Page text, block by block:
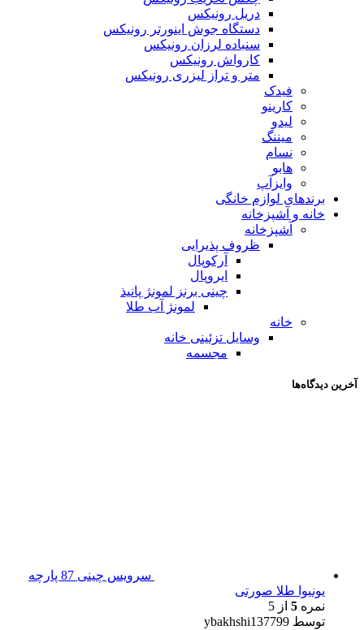
دریل رونیکس
دستگاه جوش اینورتر رونیکس
سنباده لرزان رونیکس
کارواش رونیکس
متر و تراز لیزری رونیکس
فیدک
کارینو
لیدو
میننگ
نسام
هابو
وایزآپ
برندهای لوازم خانگی
خانه و آشپزخانه
آشپزخانه
ظروف پذیرایی
آرکوپال
ایروپال
چینی برنز لمونژ پانیذ
لمونژ آب طلا
خانه
وسایل تزئینی خانه
مجسمه
آخرین دیدگاه‌ها
سرویس چینی 87 پارچه
یونیوا طلا صورتی
نمره 5 از 5
توسط ybakhshi137799